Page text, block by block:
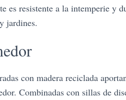
es resistente a la intemperie y
jardines.
con madera reciclada
Combinadas con sillas de